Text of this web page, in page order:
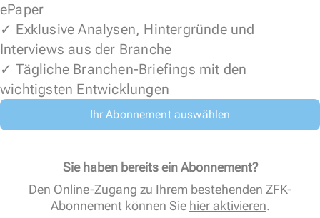
ePaper
✓ Exklusive Analysen, Hintergründe und
Interviews aus der Branche
✓ Tägliche Branchen-Briefings mit den
wichtigsten Entwicklungen
Ihr Abonnement auswählen
Sie haben bereits ein Abonnement?
Den Online-Zugang zu Ihrem bestehenden ZFK-
Abonnement können Sie hier aktivieren.